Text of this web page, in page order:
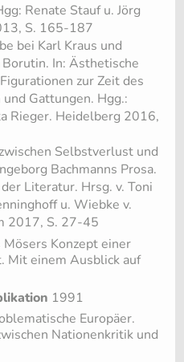
Renate Stauf u. Jörg
S. 165-187
bei Karl Kraus und
In: Ästhetische
zur Zeit des
Gattungen. Hgg.:
Rieger. Heidelberg 2016,
Selbstverlust und
Bachmanns Prosa.
Literatur. Hrsg. v. Toni
u. Wiebke v.
2017, S. 27-45
Mösers Konzept einer
Mit einem Ausblick auf
1991
Europäer.
Nationenkritik und